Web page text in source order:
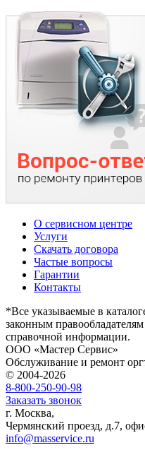
О сервисном центре
Услуги
Скачать договора
Частые вопросы
Гарантии
Контакты
*Все указываемые в
законным
справочной информации.
ООО «Мастер Сервис»
Обслуживание и ремонт
© 2004-2026
8-800-250-90-98
Заказать звонок
г. Москва,
Чермянский проезд, д.7,
info@masservice.ru